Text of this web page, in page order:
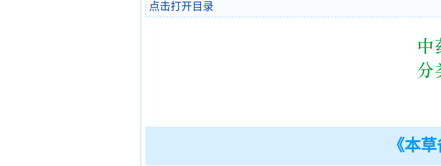
点击打开目录
《本